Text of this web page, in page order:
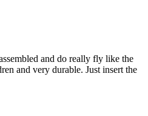
and do really fly like the
and very durable. Just insert the